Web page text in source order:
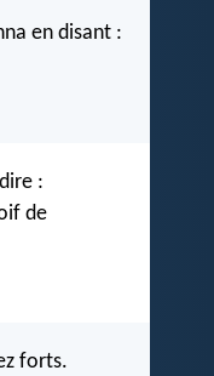
en disant :
:
de
forts.